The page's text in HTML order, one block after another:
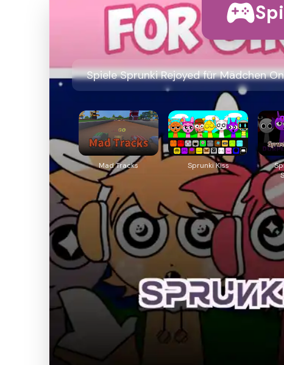
Spiele Sprunki Rejoyed für Mädchen
Mad Tracks Sprunki Kiss